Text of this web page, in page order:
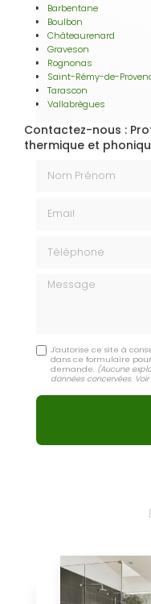
Barbentane
Boulbon
Châteaurenard
Graveson
Rognonas
Saint-Rémy-de-
Tarascon
Vallabrègues
Contactez-nous :
thermique et
Message
J'autorise ce site à
dans ce formulaire
demande. (Aucune
données concervées.